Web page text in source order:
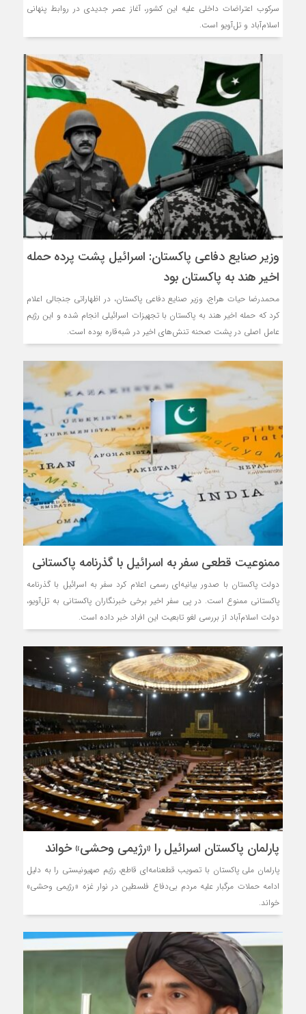
سرکوب اعتراضات داخلی علیه این کشور، آغاز عصر جدیدی در روابط پنهانی
اسلام‌آباد و تل‌آویو است.
وزیر صنایع دفاعی پاکستان: اسرائیل پشت پرده حمله
اخیر هند به پاکستان بود
محمدرضا حیات هراج، وزیر صنایع دفاعی پاکستان، در اظهاراتی جنجالی اعلام
کرد که حمله اخیر هند به پاکستان با تجهیزات اسرائیلی انجام شده و این رژیم
عامل اصلی در پشت صحنه تنش‌های اخیر در شبه‌قاره بوده است.
ممنوعیت قطعی سفر به اسرائیل با گذرنامه پاکستانی
دولت پاکستان با صدور بیانیه‌ای رسمی اعلام کرد سفر به اسرائیل با گذرنامه
پاکستانی ممنوع است. در پی سفر اخیر برخی خبرنگاران پاکستانی به تل‌آویو،
دولت اسلام‌آباد از بررسی لغو تابعیت این افراد خبر داده است.
پارلمان پاکستان اسرائیل را «رژیمی وحشی» خواند
پارلمان ملی پاکستان با تصویب قطعنامه‌ای قاطع، رژیم صهیونیستی را به دلیل
ادامه حملات مرگبار علیه مردم بی‌دفاع فلسطین در نوار غزه «رژیمی وحشی»
خواند.